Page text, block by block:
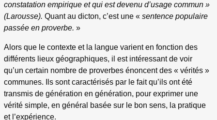
constatation empirique et qui est devenu d’usage commun »
(Larousse). Quant au dicton, c’est une « sentence populaire
passée en proverbe. »
Alors que le contexte et la langue varient en fonction des
différents lieux géographiques, il est intéressant de voir
qu’un certain nombre de proverbes énoncent des « vérités »
communes. Ils sont caractérisés par le fait qu’ils ont été
transmis de génération en génération, pour exprimer une
vérité simple, en général basée sur le bon sens, la pratique
et l’expérience.